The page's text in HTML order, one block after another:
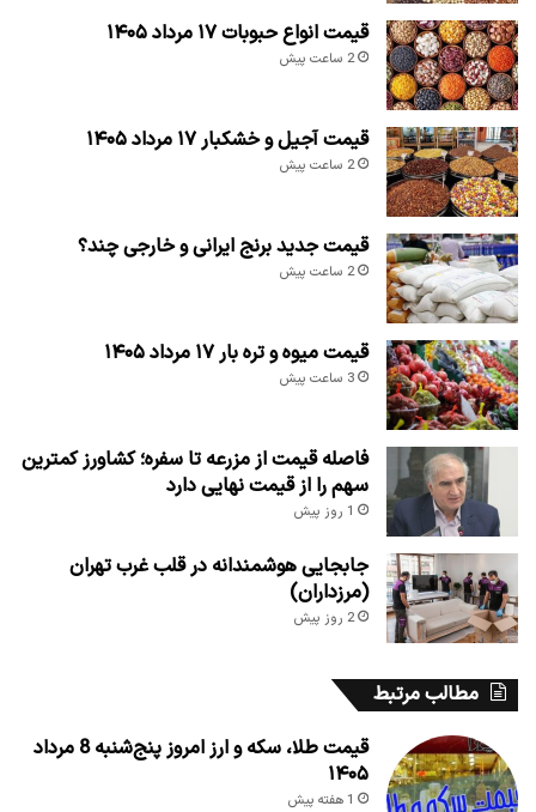
قیمت انواع حبوبات ۱۷ مرداد ۱۴۰۵
2 ساعت پیش
قیمت آجیل و خشکبار ۱۷ مرداد ۱۴۰۵
2 ساعت پیش
قیمت جدید برنج ایرانی و خارجی چند؟
2 ساعت پیش
قیمت میوه و تره بار ۱۷ مرداد ۱۴۰۵
3 ساعت پیش
فاصله قیمت از مزرعه تا سفره؛ کشاورز کمترین
سهم را از قیمت نهایی دارد
1 روز پیش
جابجایی هوشمندانه در قلب غرب تهران
(مرزداران)
2 روز پیش
مطالب مرتبط
قیمت طلا، سکه و ارز امروز پنج‌شنبه 8 مرداد
۱۴۰۵
1 هفته پیش